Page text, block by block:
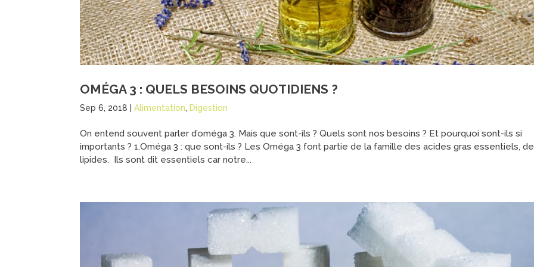
OMÉGA 3 : QUELS BESOINS QUOTIDIENS ?
Sep 6, 2018 |Alimentation, Digestion
On entend souvent parler d’oméga 3. Mais que sont-ils ? Quels sont nos besoins ? Et pourquoi sont-ils si
importants ? 1.Oméga 3 : que sont-ils ? Les Oméga 3 font partie de la famille des acides gras essentiels,
lipides. Ils sont dit essentiels car notre...